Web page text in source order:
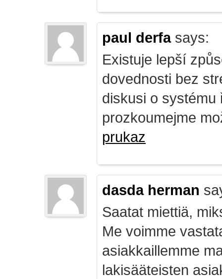
paul derfasays:
Existuje lepší
dovednosti bez
diskusi o
prozkoumejme
prukaz
dasda herman
Saatat miettiä,
Me voimme
asiakkaillemme
lakisääteisten